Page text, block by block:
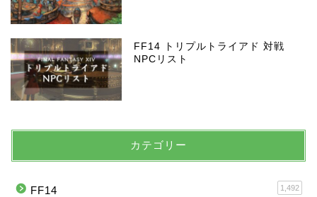
FF14 トリプルトライアド 対戦
NPCリスト
カテゴリー
FF14 1,492